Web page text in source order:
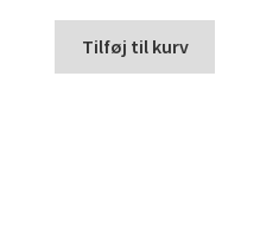
Tilføj til kurv